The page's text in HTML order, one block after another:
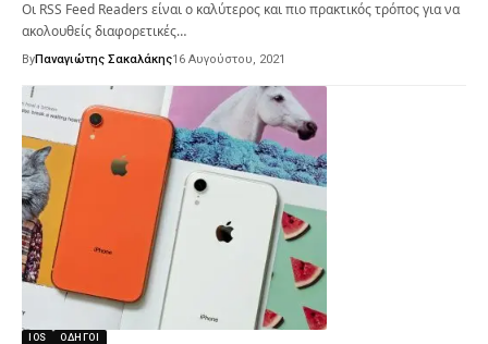
Οι RSS Feed Readers είναι ο καλύτερος και πιο πρακτικός τρόπος για να
ακολουθείς διαφορετικές…
ByΠαναγιώτης Σακαλάκης16 Αυγούστου, 2021
IOS ΟΔΗΓΟΊ